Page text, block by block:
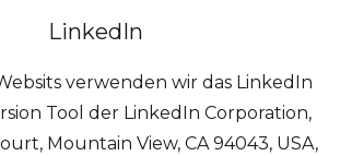
LinkedIn
verwenden wir das LinkedIn
Tool der LinkedIn Corporation,
Mountain View, CA 94043, USA,